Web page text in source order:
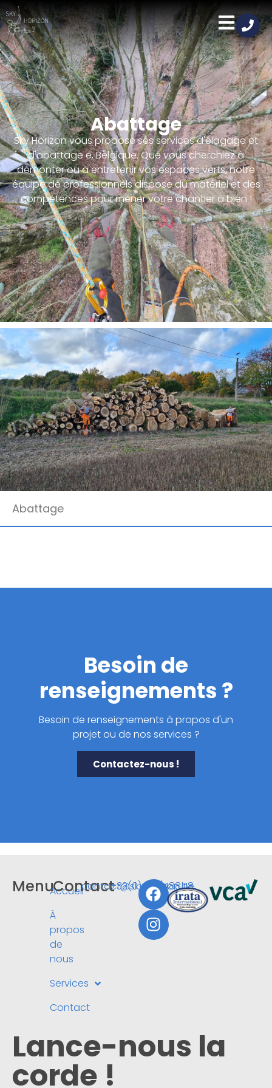
Abattage
Sky Horizon vous propose ses services d'élagage et
d'abattage e, Belgique. Que vous cherchiez à
démonter ou à entretenir vos espaces verts, notre
équipe de professionnels dispose du matériel et des
compétences pour mener votre chantier à bien !
Abattage
Besoin de
renseignements ?
Besoin de renseignements à propos d'un
projet ou de nos services ?
Contactez-nous !
MenuAccueil
À
propos
de
nous
Services
Contact
Contact
contact@skyhorizon.be
+32(0)473/488.118
Lance-nous la
corde !